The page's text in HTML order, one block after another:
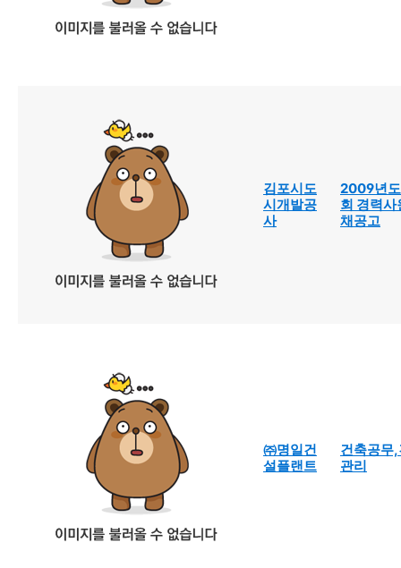
김포시도
시개발공
사
2009년
회 경력사
채공고
㈜명일건
설플랜트
건축공무
관리